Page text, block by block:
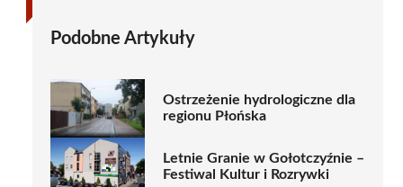
Podobne Artykuły
Ostrzeżenie hydrologiczne dla
regionu Płońska
Letnie Granie w Gołotczyźnie –
Festiwal Kultur i Rozrywki